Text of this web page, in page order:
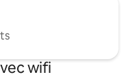
wifi